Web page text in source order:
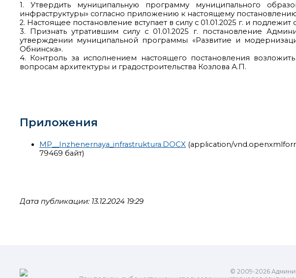
1. Утвердить муниципальную программу муниципального
инфраструктуры» согласно приложению к настоящему
2. Настоящее постановление вступает в силу с 01.01.2025 г. и
3. Признать утратившим силу с 01.01.2025 г. постановление
утверждении муниципальной программы «Развитие и
Обнинска».
4. Контроль за исполнением настоящего постановления
вопросам архитектуры и градостроительства Козлова А.П.
Приложения
MP__Inzhenernaya_infrastruktura.DOCX (application/
79469 байт)
Дата публикации: 13.12.2024 19:29
© 2009-2026